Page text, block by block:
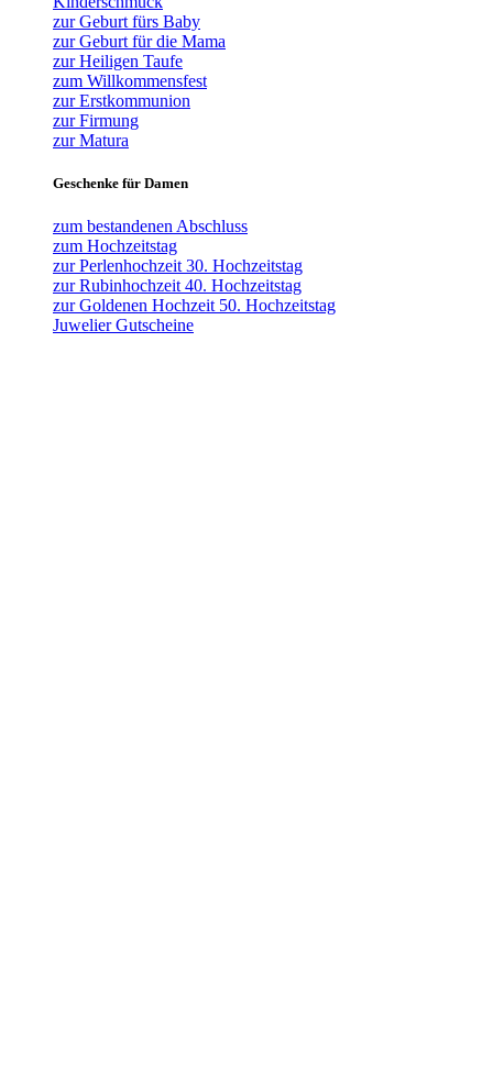
zur Geburt fürs Baby
zur Geburt für die Mama
zur Heiligen Taufe
zum Willkommensfest
zur Erstkommunion
zur Firmung
zur Matura
Geschenke für Damen
zum bestandenen Abschluss
zum Hochzeitstag
zur Perlenhochzeit 30. Hochzeitstag
zur Rubinhochzeit 40. Hochzeitstag
zur Goldenen Hochzeit 50. Hochzeitstag
Juwelier Gutscheine